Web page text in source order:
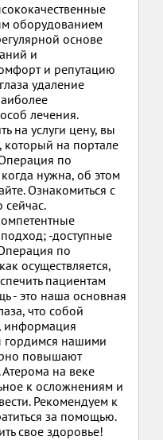
оборудованием
основе
и
и репутацию
удаление
лечения.
на услуги цену, вы
на портале
по
нужна, об этом
Ознакомиться с
-доступные
по
осуществляется,
пациентам
- это наша основная
что собой
информация
гордимся нашими
повышают
на веке
к осложнениям и
Рекомендуем к
за помощью.
свое здоровье!